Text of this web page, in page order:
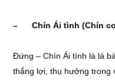
– Chín Ái tình (Chín
Đứng – Chín Ái tình là lá
thắng lợi, thụ hưởng trong